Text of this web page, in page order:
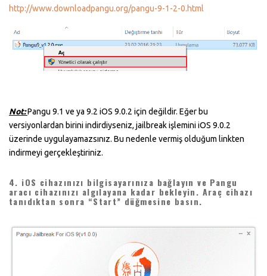
http://www.downloadpangu.org/pangu-9-1-2-0.html
Not:Pangu 9.1 ve ya 9.2 iOS 9.0.2 için değildir. Eğer bu
versiyonlardan birini indirdiyseniz, jailbreak işlemini iOS 9.0.2
üzerinde uygulayamazsınız. Bu nedenle vermiş olduğum linkten
indirmeyi gerçekleştiriniz.
4. iOS cihazınızı bilgisayarınıza bağlayın ve Pangu
aracı cihazınızı algılayana kadar bekleyin. Araç cihazı
tanıdıktan sonra “Start” düğmesine basın.